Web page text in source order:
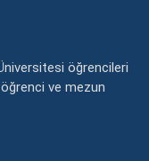
öğrencileri
öğrenci ve mezun